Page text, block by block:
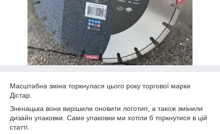
Масштабна зміна торкнулася цього року торгової марки
Дістар.
Зненацька вони вирішили оновити логотип, а також змінили
дизайн упаковки. Саме упаковки ми хотіли б торкнутися в цій
статті.